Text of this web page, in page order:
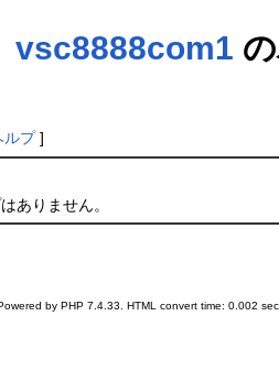
vsc8888com1
ルプ]
ありません。
by PHP 7.4.33. HTML convert time: 0.002 sec.